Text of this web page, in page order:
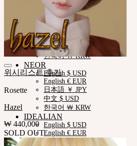
고객센터 (Q&A)
THE GEM
English $ USD
English € EUR
日本語 ￥ JPY
中文 $ USD
한국어 ￦ KRW
NEOR
English $ USD
English € EUR
日本語 ￥ JPY
中文 $ USD
한국어 ￦ KRW
IDEALIAN
English $ USD
English € EUR
日本語 ￥ JPY
위시리스트 추가
Rosette
Hazel
₩ 440,000
SOLD OUT